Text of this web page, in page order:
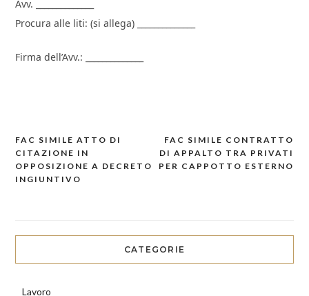
Avv. ______________
Procura alle liti: (si allega) ______________
Firma dell’Avv.: ______________
Navigazione
articoli
FAC SIMILE CONTRATTO
DI APPALTO TRA PRIVATI
PER CAPPOTTO ESTERNO​
FAC SIMILE ATTO DI
CITAZIONE IN
OPPOSIZIONE A DECRETO
INGIUNTIVO
CATEGORIE
Lavoro